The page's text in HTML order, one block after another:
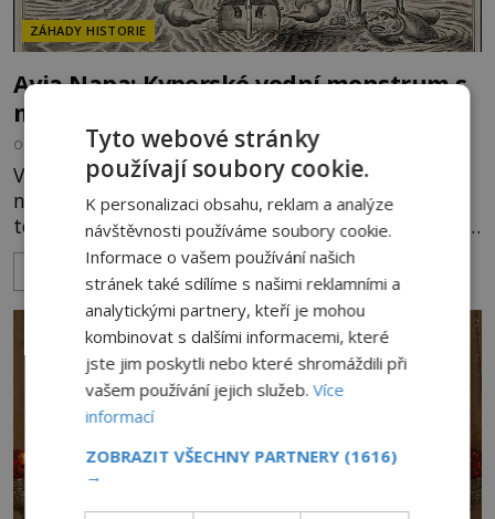
ZÁHADY HISTORIE
Ayia Napa: Kyperské vodní monstrum s
mírumilovnou povahou
OD FILIP APPL 7.8.2026 4.1TIS
Vodní monstra jsou poměrně častým koloritem
nejrůznějších jezer, řek či ostrovů. Mnozí skeptici
to přikládají hlavně snaze dané místo zviditelnit a
přitáhnout k němu pozornost záhadám
nakloněných turistů. Je to také případ kyperského
tvora jménem Ayia Napa? Nebo se může za
legendami o něm ukrývat nějaký pravdivý základ?
V blízkosti Mysu Greco, jak se přez
Tyto webové stránky
používají soubory cookie.
K personalizaci obsahu, reklam a analýze
návštěvnosti používáme soubory cookie.
Informace o vašem používání našich
stránek také sdílíme s našimi reklamními a
analytickými partnery, kteří je mohou
kombinovat s dalšími informacemi, které
jste jim poskytli nebo které shromáždili při
vašem používání jejich služeb.Více
informací
ZOBRAZIT VŠECHNY PARTNERY (1616)
→